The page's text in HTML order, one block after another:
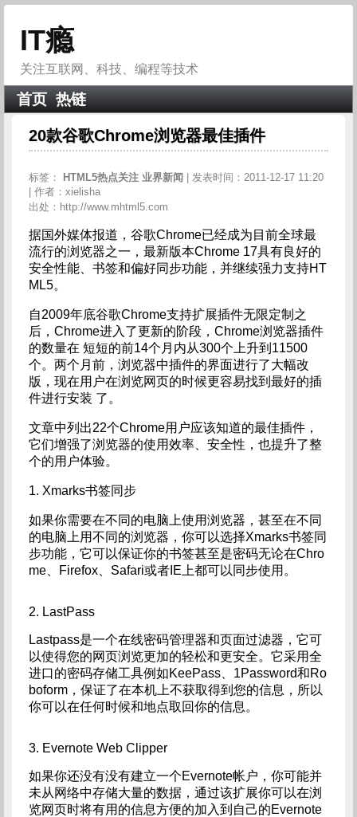
IT瘾
关注互联网、科技、编程等技术
首页 热链
20款谷歌Chrome浏览器最佳插件
标签： HTML5热点关注 业界新闻
| 发表时间：2011-12-17 11:20
| 作者：xielisha
出处：http://www.mhtml5.com
据国外媒体报道，谷歌Chrome已经成为目前全球最
流行的浏览器之一，最新版本Chrome 17具有良好的
安全性能、书签和偏好同步功能，并继续强力支持HT
ML5。
自2009年底谷歌Chrome支持扩展插件无限定制之
后，Chrome进入了更新的阶段，Chrome浏览器插件
的数量在 短短的前14个月内从300个上升到11500
个。两个月前，浏览器中插件的界面进行了大幅改
版，现在用户在浏览网页的时候更容易找到最好的插
件进行安装 了。
文章中列出22个Chrome用户应该知道的最佳插件，
它们增强了浏览器的使用效率、安全性，也提升了整
个的用户体验。
1. Xmarks书签同步
如果你需要在不同的电脑上使用浏览器，甚至在不同
的电脑上用不同的浏览器，你可以选择Xmarks书签同
步功能，它可以保证你的书签甚至是密码无论在Chro
me、Firefox、Safari或者IE上都可以同步使用。
2. LastPass
Lastpass是一个在线密码管理器和页面过滤器，它可
以使得您的网页浏览更加的轻松和更安全。它采用全
进口的密码存储工具例如KeePass、1Password和Ro
boform，保证了在本机上不获取得到您的信息，所以
你可以在任何时候和地点取回你的信息。
3. Evernote Web Clipper
如果你还没有没有建立一个Evernote帐户，你可能并
未从网络中存储大量的数据，通过该扩展你可以在浏
览网页时将有用的信息方便的加入到自己的Evernote